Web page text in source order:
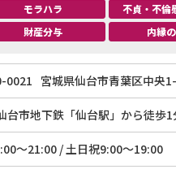
モラハラ 不貞・不倫
財産分与 内縁
-0021 宮城県仙台市青葉区中央
台市地下鉄「仙台駅」から徒歩1
～21:00 / 土日祝9:00～19:00